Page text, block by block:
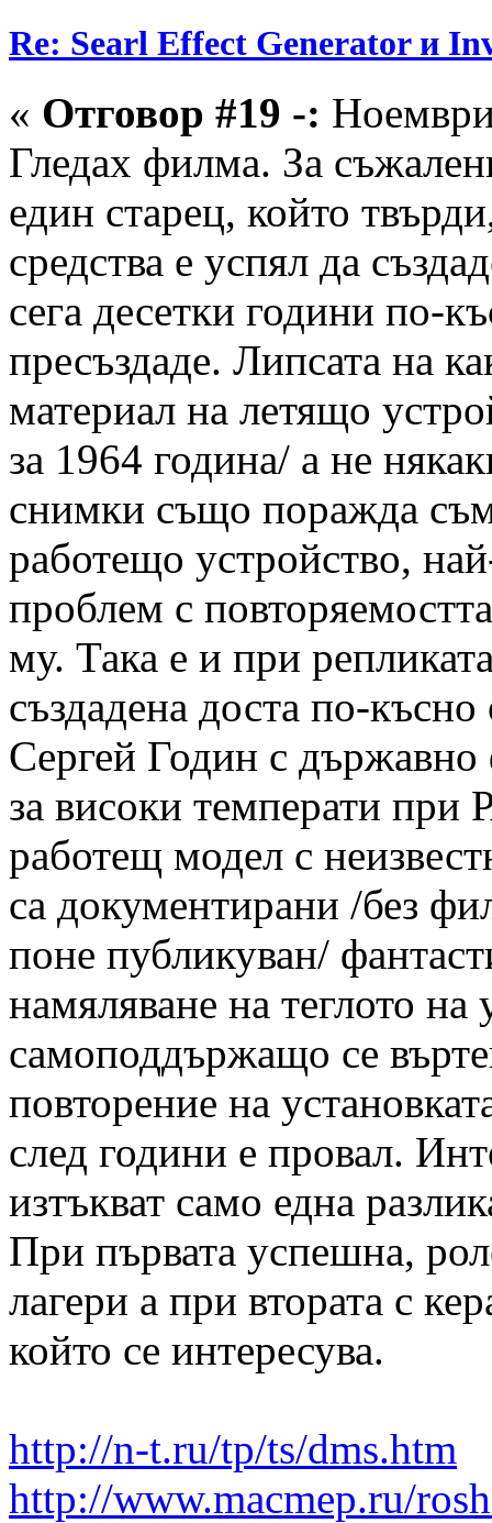
Re: Searl Effect Generator и
« Отговор #19 -:
Гледах филма. За
един старец, който
средства е успял да
сега десетки години по-
пресъздаде. Липсата на
материал на летящо
за 1964 година/ а не
снимки също поражда
работещо устройство,
проблем с
му. Така е и при
създадена доста по-
Сергей Годин с
за високи температи
работещ модел с
са документирани /без
поне публикуван/
намяляване на теглото на
самоподдържащо се
повторение на
след години е провал.
изтъкват само една
При първата успешна,
лагери а при втората с
който се интересува.
http://n-t.ru/tp/ts/dms.htm
http://www.macmep.ru/